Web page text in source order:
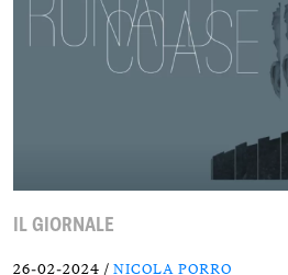
IL GIORNALE
26-02-2024 / NICOLA PORRO